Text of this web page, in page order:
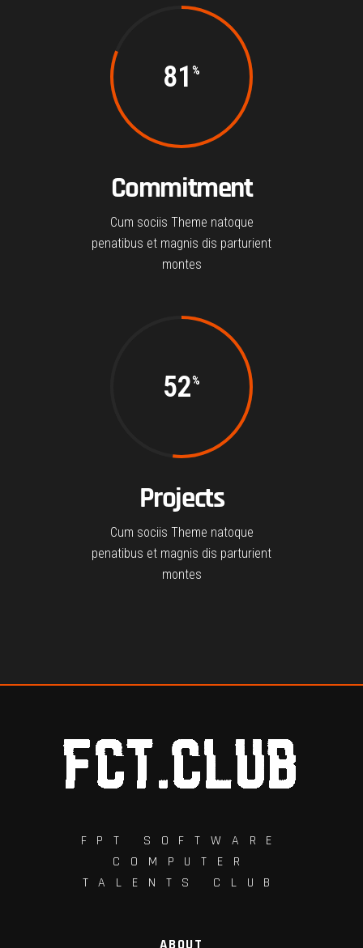
81
Commitment
Cum sociis Theme natoque
penatibus et magnis dis parturient
montes
52
Projects
Cum sociis Theme natoque
penatibus et magnis dis parturient
montes
FPT SOFTWARE
COMPUTER
TALENTS CLUB